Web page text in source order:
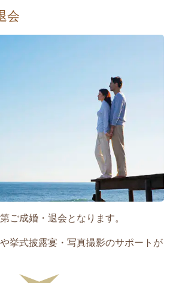
会
ご成婚・退会となります。
挙式披露宴・写真撮影のサポートが